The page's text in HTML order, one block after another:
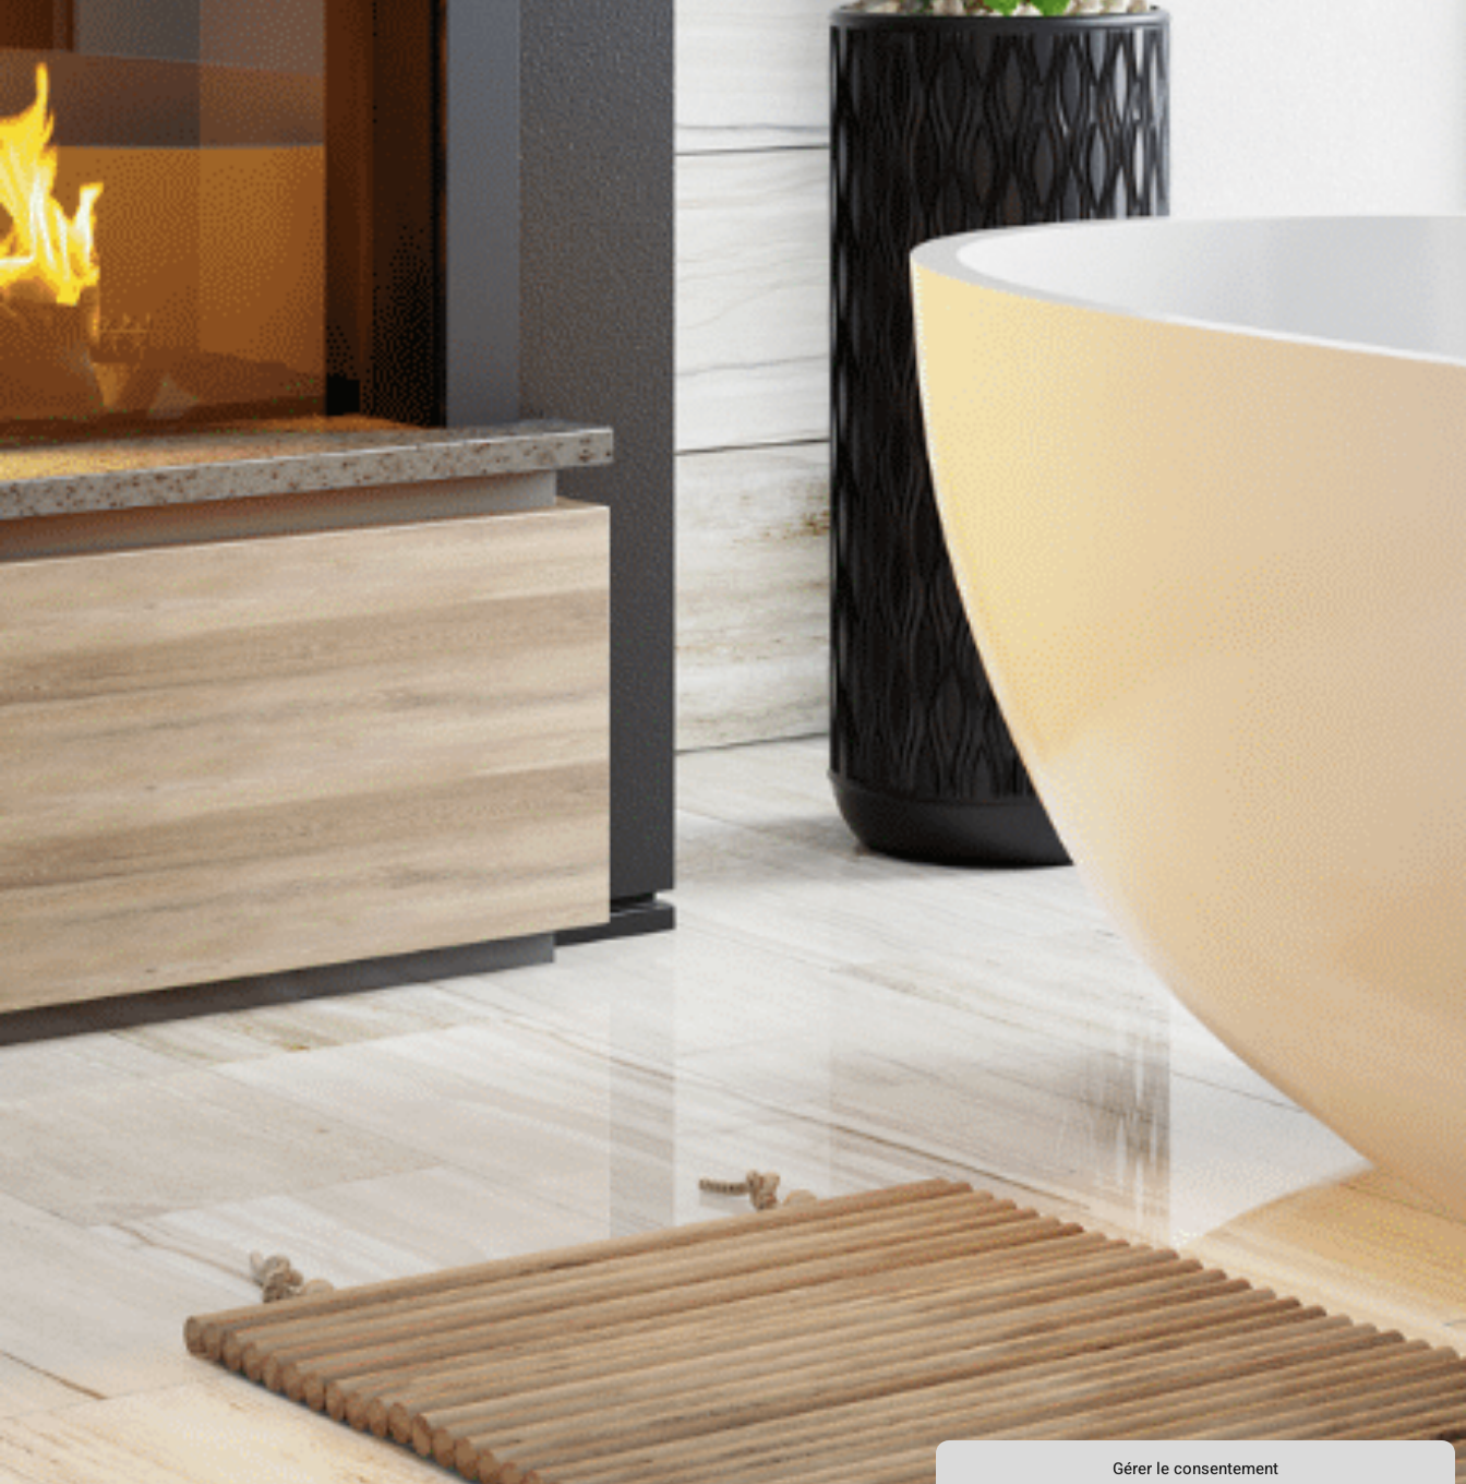
Gérer le consentement